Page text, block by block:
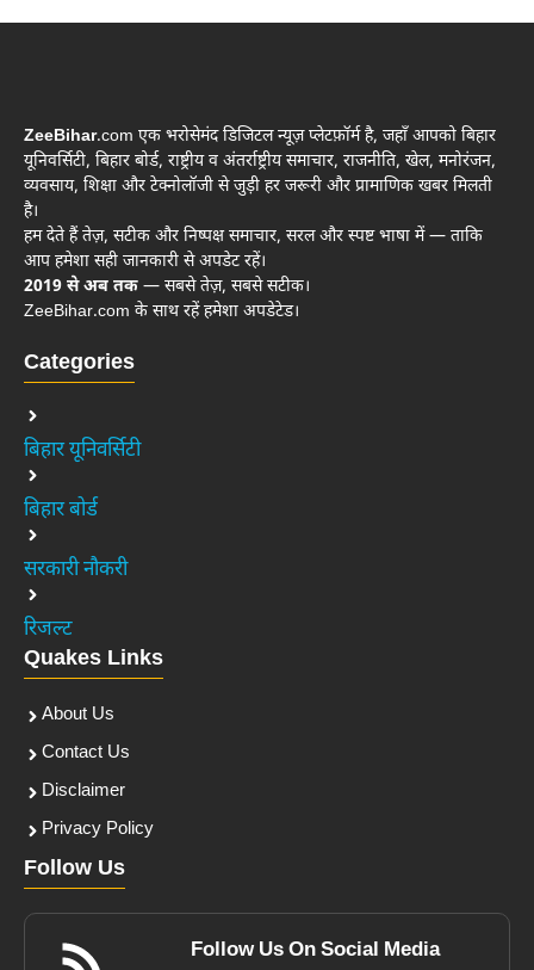
ZeeBihar.com एक भरोसेमंद डिजिटल न्यूज़ प्लेटफ़ॉर्म है, जहाँ आपको बिहार
यूनिवर्सिटी, बिहार बोर्ड, राष्ट्रीय व अंतर्राष्ट्रीय समाचार, राजनीति, खेल, मनोरंजन,
व्यवसाय, शिक्षा और टेक्नोलॉजी से जुड़ी हर जरूरी और प्रामाणिक खबर मिलती
है।
हम देते हैं तेज़, सटीक और निष्पक्ष समाचार, सरल और स्पष्ट भाषा में — ताकि
आप हमेशा सही जानकारी से अपडेट रहें।
2019 से अब तक — सबसे तेज़, सबसे सटीक।
ZeeBihar.com के साथ रहें हमेशा अपडेटेड।
Categories
बिहार यूनिवर्सिटी
बिहार बोर्ड
सरकारी नौकरी
रिजल्ट
Quakes Links
About Us
Contact Us
Disclaimer
Privacy Policy
Follow Us
Follow Us On Social Media